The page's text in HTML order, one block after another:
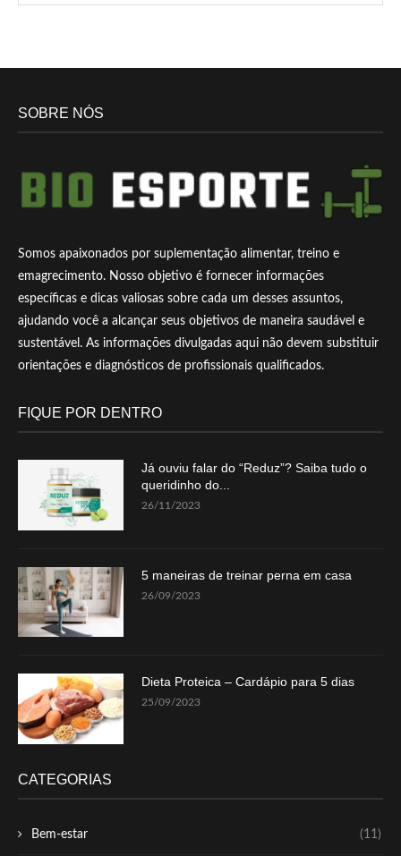
SOBRE NÓS
Somos apaixonados por suplementação alimentar, treino e
emagrecimento. Nosso objetivo é fornecer informações
específicas e dicas valiosas sobre cada um desses assuntos,
ajudando você a alcançar seus objetivos de maneira saudável e
sustentável. As informações divulgadas aqui não devem substituir
orientações e diagnósticos de profissionais qualificados.
FIQUE POR DENTRO
Já ouviu falar do “Reduz”? Saiba tudo o
queridinho do...
26/11/2023
5 maneiras de treinar perna em casa
26/09/2023
Dieta Proteica – Cardápio para 5 dias
25/09/2023
CATEGORIAS
Bem-estar (11)